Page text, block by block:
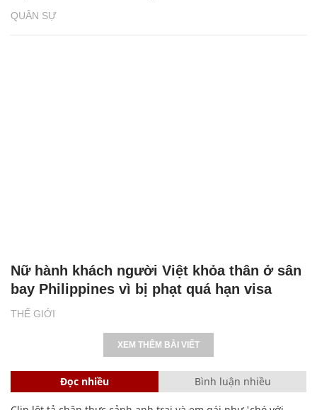
QUÂN SỰ
THẾ GIỚI
Nữ hành khách người Việt khỏa thân ở sân
bay Philippines vì bị phạt quá hạn visa
XEM THÊM BÀI VIẾT
Đọc nhiều Bình luận nhiều